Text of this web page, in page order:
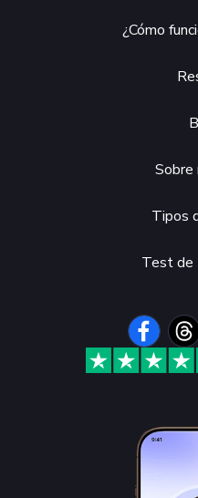
¿Cómo
Sobre
Tipos
Test de